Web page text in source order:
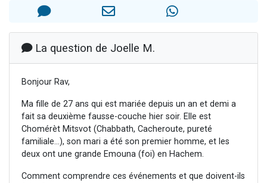
6 personnes viennent de faire un don pour 5 enfants déjà orphelins risquent de perdre leur maman
Il reste 49 places pour étudier en groupe sur Zoom
La question de Joelle M.
Bonjour Rav,
Ma fille de 27 ans qui est mariée depuis un an et demi a
fait sa deuxième fausse-couche hier soir. Elle est
Chomérèt Mitsvot (Chabbath, Cacheroute, pureté
familiale...), son mari a été son premier homme, et les
deux ont une grande Emouna (foi) en Hachem.
Comment comprendre ces événements et que doivent-ils